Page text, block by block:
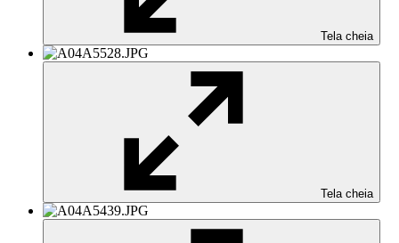
Tela cheia
Tela cheia